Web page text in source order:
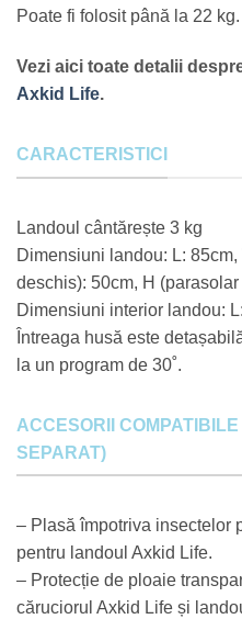
Poate fi folosit până la 22 kg.
Vezi aici toate detalii
Axkid Life.
CARACTERISTICI
Landoul cântărește 3 kg
Dimensiuni landou: L:
deschis): 50cm, H
Dimensiuni interior landou:
Întreaga husă este
la un program de 30˚.
ACCESORII
SEPARAT)
– Plasă împotriva insectelor
pentru landoul Axkid Life.
– Protecție de ploaie
căruciorul Axkid Life și